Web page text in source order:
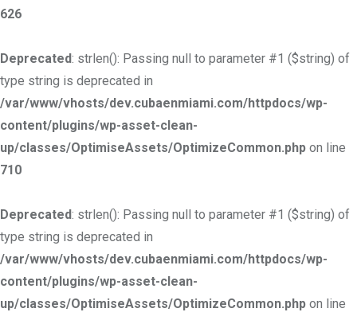
626
Deprecated: strlen(): Passing null to parameter #1 ($string) of
type string is deprecated in
/var/www/vhosts/dev.cubaenmiami.com/httpdocs/wp-
content/plugins/wp-asset-clean-
up/classes/OptimiseAssets/OptimizeCommon.php on line
710
Deprecated: strlen(): Passing null to parameter #1 ($string) of
type string is deprecated in
/var/www/vhosts/dev.cubaenmiami.com/httpdocs/wp-
content/plugins/wp-asset-clean-
up/classes/OptimiseAssets/OptimizeCommon.php on line